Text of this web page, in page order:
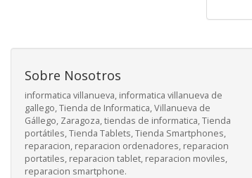
Sobre Nosotros
informatica villanueva, informatica villanueva de
gallego, Tienda de Informatica, Villanueva de
Gállego, Zaragoza, tiendas de informatica, Tienda
portátiles, Tienda Tablets, Tienda Smartphones,
reparacion, reparacion ordenadores, reparacion
portatiles, reparacion tablet, reparacion moviles,
reparacion smartphone.